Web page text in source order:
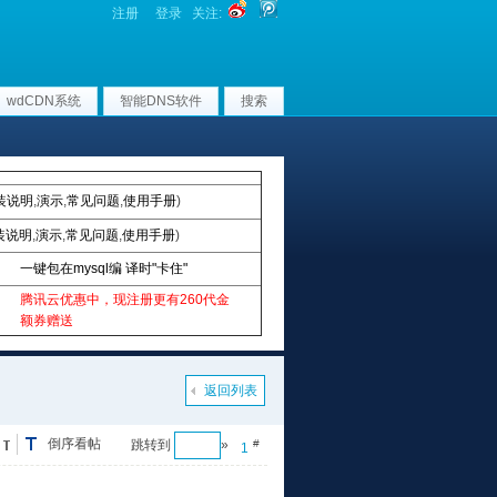
注册 登录 关注:
wdCDN系统 智能DNS软件 搜索
说明 ,演示,常见问题,使用手册)
说明 ,演示,常见问题,使用手册)
一键包在mysql编 译时"卡住"
腾讯云优惠中，现注册更有260代金
额券赠送
返回列表
1 #
跳转到 »
倒序看帖